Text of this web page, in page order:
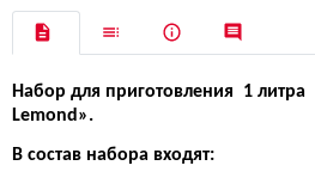
Набор для приготовления 1 литра
Lemond».
В состав набора входят: